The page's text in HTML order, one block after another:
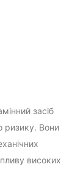
засіб
ризику. Вони
високих